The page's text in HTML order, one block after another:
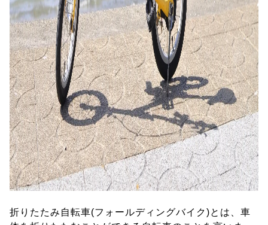
折りたたみ自転車(フォールディングバイク)とは、車